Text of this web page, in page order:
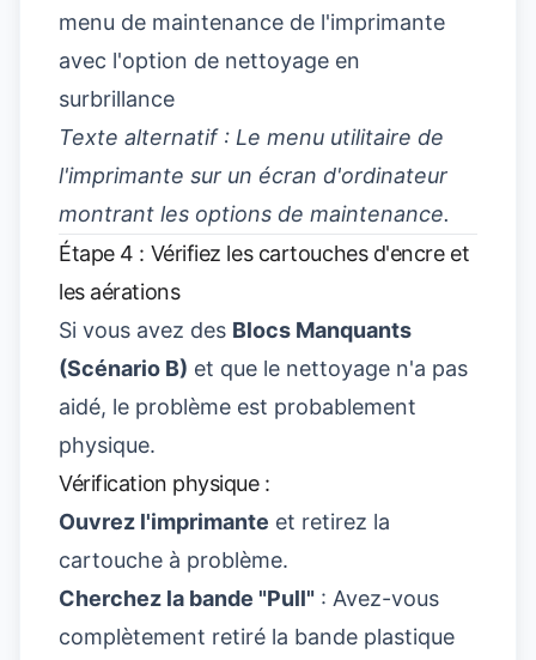
Texte alternatif : Le menu utilitaire de
l'imprimante sur un écran d'ordinateur
montrant les options de maintenance.
Étape 4 : Vérifiez les cartouches d'encre et
les aérations
Si vous avez des Blocs Manquants
(Scénario B) et que le nettoyage n'a pas
aidé, le problème est probablement
physique.
Vérification physique :
Ouvrez l'imprimante et retirez la
cartouche à problème.
Cherchez la bande "Pull" : Avez-vous
complètement retiré la bande plastique